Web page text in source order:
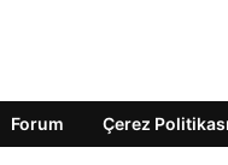
Forum Çerez Politikası